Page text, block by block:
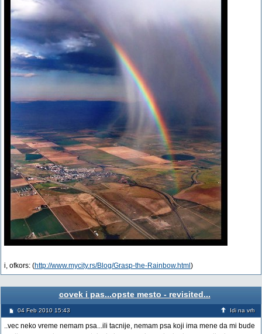
i, ofkors: (http://www.mycity.rs/Blog/Grasp-the-Rainbow.html )
covek i pas...opste mesto - revisited...
04 Feb 2010 15:43 Idi na vrh
..vec neko vreme nemam psa...ili tacnije, nemam psa koji ima mene da mi bude